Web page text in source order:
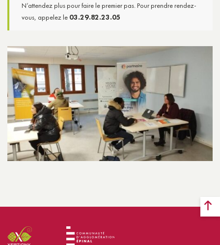
N’attendez plus pour faire le premier pas. Pour prendre rendez-
vous, appelez le 03.29.82.23.05